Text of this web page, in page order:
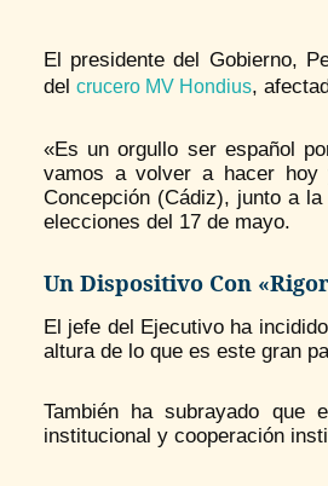
El presidente del Gobierno,
del crucero MV Hondius,
«Es un orgullo ser español
vamos a volver a hacer hoy
Concepción (Cádiz), junto a
elecciones del 17 de mayo.
Un Dispositivo Con
El jefe del Ejecutivo ha
altura de lo que es este gran
También ha subrayado que
institucional y cooperación